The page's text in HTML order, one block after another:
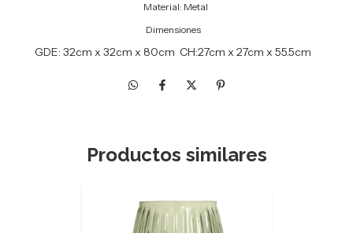
Material: Metal
Dimensiones
GDE: 32cm x 32cm x 80cm CH:27cm x 27cm x 55.5cm
Productos similares